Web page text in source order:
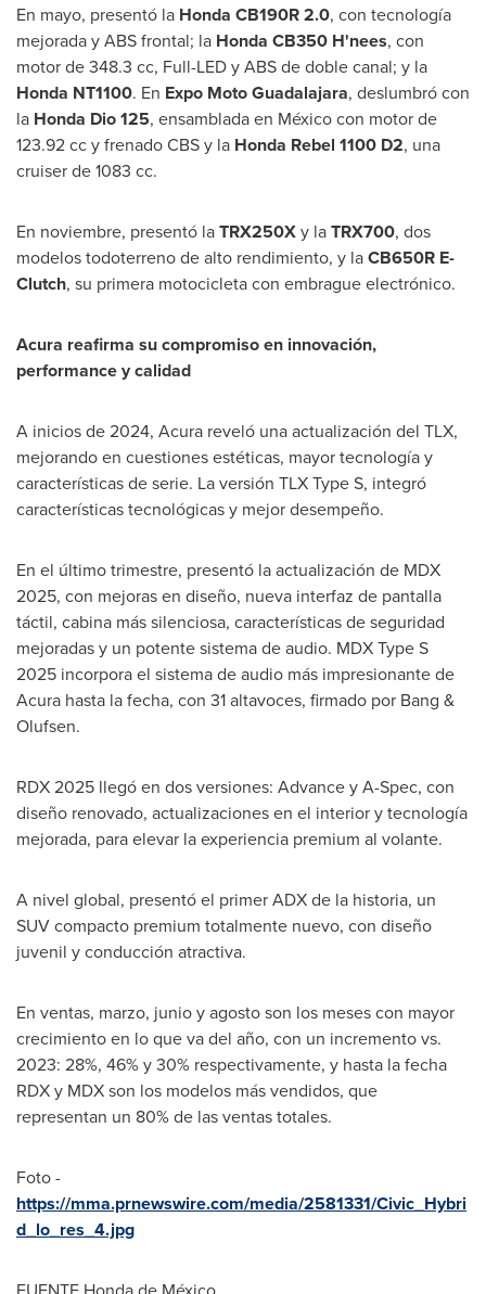
En mayo, presentó la Honda CB190R 2.0, con tecnología
mejorada y ABS frontal; la Honda CB350 H'nees, con
motor de 348.3 cc, Full-LED y ABS de doble canal; y la
Honda NT1100. En Expo Moto Guadalajara, deslumbró con
la Honda Dio 125, ensamblada en México con motor de
123.92 cc y frenado CBS y la Honda Rebel 1100 D2, una
cruiser de 1083 cc.
En noviembre, presentó laTRX250Xy laTRX700, dos
modelos todoterreno de alto rendimiento, y laCB650R E-
Clutch, su primera motocicleta con embrague electrónico.
Acura reafirma su compromiso en innovación,
performance y calidad
A inicios de 2024, Acura reveló una actualización del TLX,
mejorando en cuestiones estéticas, mayor tecnología y
características de serie. La versión TLX Type S, integró
características tecnológicas y mejor desempeño.
En el último trimestre, presentó la actualización de MDX
2025, con mejoras en diseño, nueva interfaz de pantalla
táctil, cabina más silenciosa, características de seguridad
mejoradas y un potente sistema de audio. MDX Type S
2025 incorpora el sistema de audio más impresionante de
Acura hasta la fecha, con 31 altavoces, firmado por Bang &
Olufsen.
RDX 2025 llegó en dos versiones: Advance y A-Spec, con
diseño renovado, actualizaciones en el interior y tecnología
mejorada, para elevar la experiencia premium al volante.
A nivel global, presentó el primer ADX de la historia, un
SUV compacto premium totalmente nuevo, con diseño
juvenil y conducción atractiva.
En ventas, marzo, junio y agosto son los meses con mayor
crecimiento en lo que va del año, con un incremento vs.
2023: 28%, 46% y 30% respectivamente, y hasta la fecha
RDX y MDX son los modelos más vendidos, que
representan un 80% de las ventas totales.
Foto -
https://mma.prnewswire.com/media/2581331/Civic_Hybri
d_lo_res_4.jpg